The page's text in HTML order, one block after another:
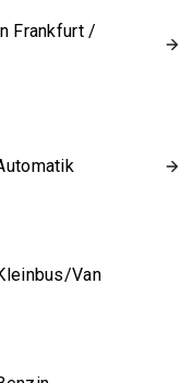
Frankfurt /
Van